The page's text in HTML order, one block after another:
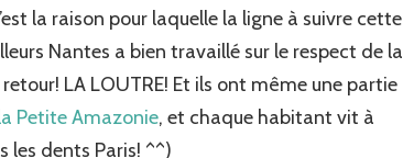
la raison pour laquelle la ligne à suivre cette
Nantes a bien travaillé sur le respect de la
LA LOUTRE! Et ils ont même une partie
Petite Amazonie, et chaque habitant vit à
les dents Paris! ^^)